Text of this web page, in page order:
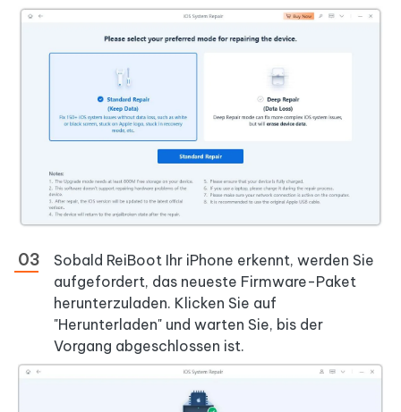
Sobald ReiBoot Ihr iPhone erkennt, werden Sie
aufgefordert, das neueste Firmware-Paket
herunterzuladen. Klicken Sie auf
"Herunterladen" und warten Sie, bis der
Vorgang abgeschlossen ist.